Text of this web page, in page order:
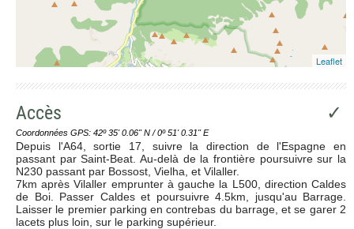
Leaflet
Accès ✓
Coordonnées GPS: 42º 35' 0.06'' N / 0º 51' 0.31'' E
Depuis l'A64, sortie 17, suivre la direction de l'Espagne en
passant par Saint-Beat. Au-delà de la frontière poursuivre sur la
N230 passant par Bossost, Vielha, et Vilaller.
7km après Vilaller emprunter à gauche la L500, direction Caldes
de Boi. Passer Caldes et poursuivre 4.5km, jusqu'au Barrage.
Laisser le premier parking en contrebas du barrage, et se garer 2
lacets plus loin, sur le parking supérieur.